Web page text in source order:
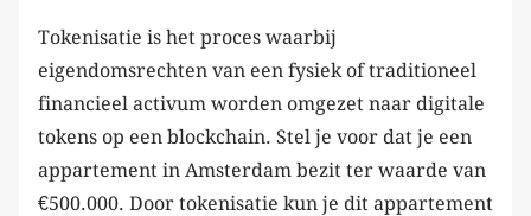
Tokenisatie is het proces waarbij
eigendomsrechten van een fysiek of traditioneel
financieel activum worden omgezet naar digitale
tokens op een blockchain. Stel je voor dat je een
appartement in Amsterdam bezit ter waarde van
€500.000. Door tokenisatie kun je dit appartement